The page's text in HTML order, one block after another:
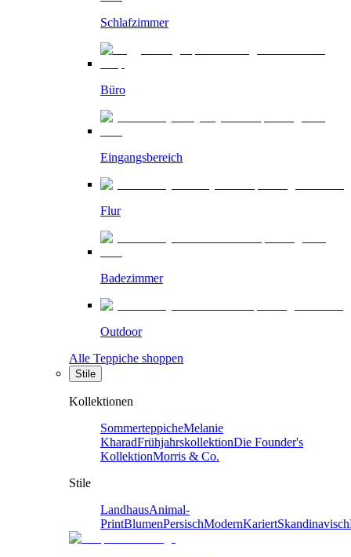
Schlafzimmer
Büro
Eingangsbereich
Flur
Badezimmer
Outdoor
Alle Teppiche shoppen
Stile
Kollektionen
SommerteppicheMelanie
KharadFrühjahrskollektionDie Founder's
KollektionMorris & Co.
Stile
LandhausAnimal-
PrintBlumenPersischModernKariertSkandinavisch